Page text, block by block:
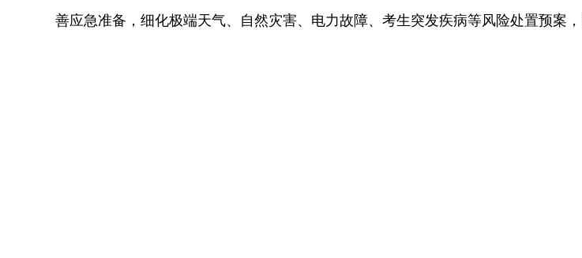
善应急准备，细化极端天气、自然灾害、电力故障、考生突发疾病等风险处置预案